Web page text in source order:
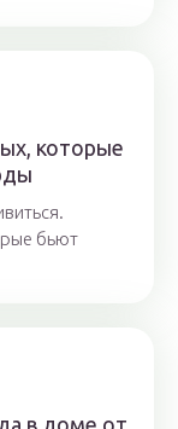
которые
бьют
в доме от